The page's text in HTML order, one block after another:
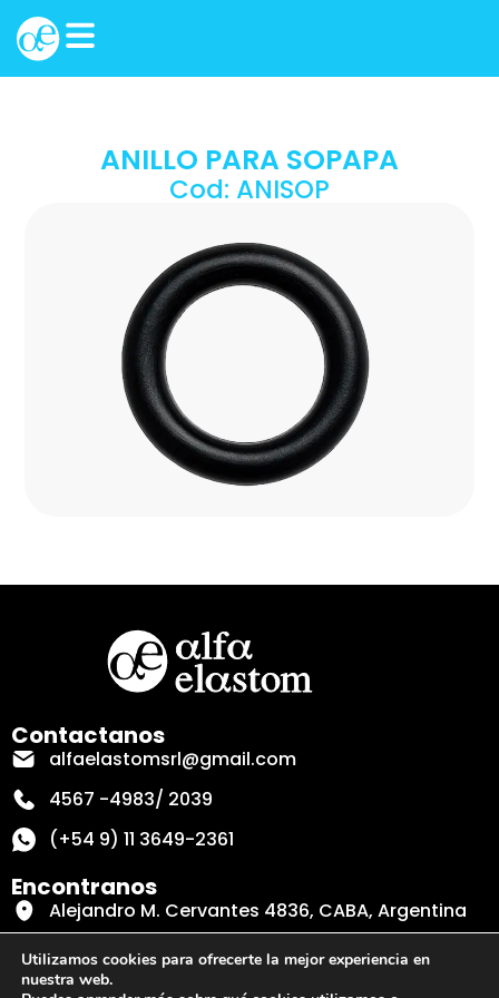
ANILLO PARA SOPAPA
Cod: ANISOP
Contactanos
alfaelastomsrl@gmail.com
4567 -4983/ 2039
(+54 9) 11 3649-2361
Encontranos
Alejandro M. Cervantes 4836, CABA, Argentina
Secciones
Utilizamos cookies para ofrecerte la mejor experiencia en
nuestra web.